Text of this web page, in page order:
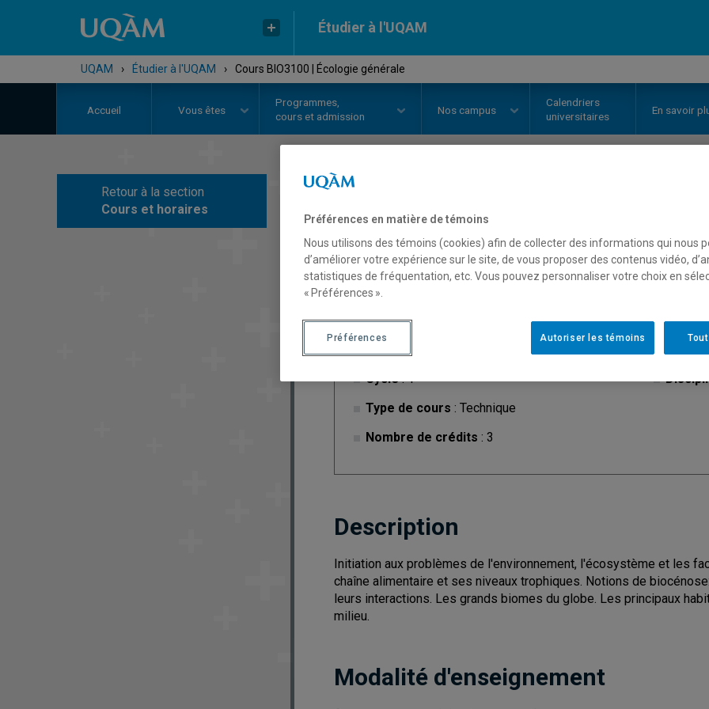
Étudier à l'UQAM
UQAM › Étudier à l'UQAM › Cours BIO3100 | Écologie générale
Accueil Vous êtes
Programmes,
cours et admission
Nos campus
Calendriers
universitaires
En savoir
Retour à la section
Cours et horaires
COURS BIO3100
Description Horaire - Été 2026 Horaire
Cycle: 1
Type de cours : Technique
Nombre de crédits : 3
Description
Initiation aux problèmes de l'environnement, l'écosystème et les
chaîne alimentaire et ses niveaux trophiques. Notions de
leurs interactions. Les grands biomes du globe. Les principaux
milieu.
Modalité d'enseignement
Préférences en matière de témoins
Nous utilisons des témoins (cookies) afin de collecter des informations qui nous
d’améliorer votre expérience sur le site, de vous proposer des contenus vidéo,
statistiques de fréquentation, etc. Vous pouvez personnaliser votre choix en
« Préférences ».
Autoriser les témoins
Préférences